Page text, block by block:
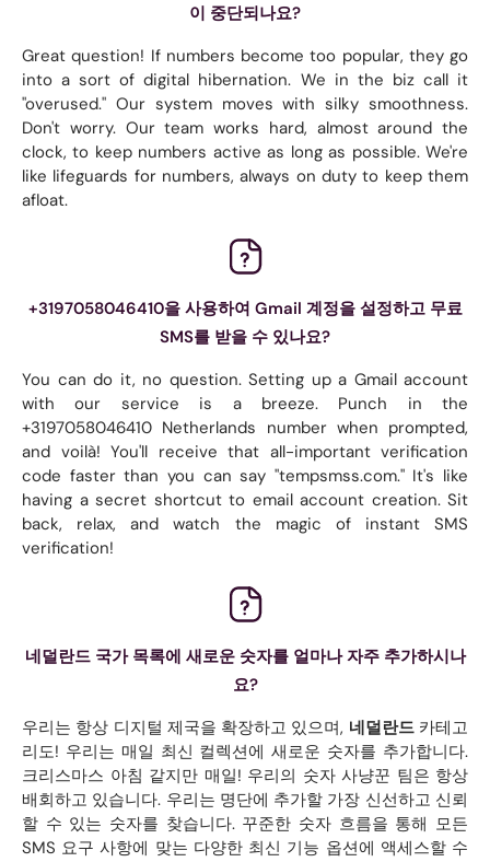
이 중단되나요?
Great question! If numbers become too popular, they go
into a sort of digital hibernation. We in the biz call it
"overused." Our system moves with silky smoothness.
Don't worry. Our team works hard, almost around the
clock, to keep numbers active as long as possible. We're
like lifeguards for numbers, always on duty to keep them
afloat.
+3197058046410을 사용하여 Gmail 계정을 설정하고 무료
SMS를 받을 수 있나요?
You can do it, no question. Setting up a Gmail account
with our service is a breeze. Punch in the
+3197058046410 Netherlands number when prompted,
and voilà! You'll receive that all-important verification
code faster than you can say "tempsmss.com." It's like
having a secret shortcut to email account creation. Sit
back, relax, and watch the magic of instant SMS
verification!
네덜란드 국가 목록에 새로운 숫자를 얼마나 자주 추가하시나
요?
우리는 항상 디지털 제국을 확장하고 있으며, 네덜란드카테고
리도! 우리는 매일 최신 컬렉션에 새로운 숫자를 추가합니다.
크리스마스 아침 같지만 매일! 우리의 숫자 사냥꾼 팀은 항상
배회하고 있습니다. 우리는 명단에 추가할 가장 신선하고 신뢰
할 수 있는 숫자를 찾습니다. 꾸준한 숫자 흐름을 통해 모든
SMS 요구 사항에 맞는 다양한 최신 기능 옵션에 액세스할 수